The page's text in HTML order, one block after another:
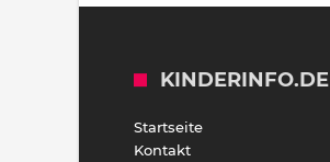
KINDERINFO.DE
Startseite
Kontakt